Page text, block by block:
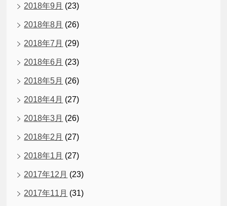
2018年9月 (23)
2018年8月 (26)
2018年7月 (29)
2018年6月 (23)
2018年5月 (26)
2018年4月 (27)
2018年3月 (26)
2018年2月 (27)
2018年1月 (27)
2017年12月 (23)
2017年11月 (31)